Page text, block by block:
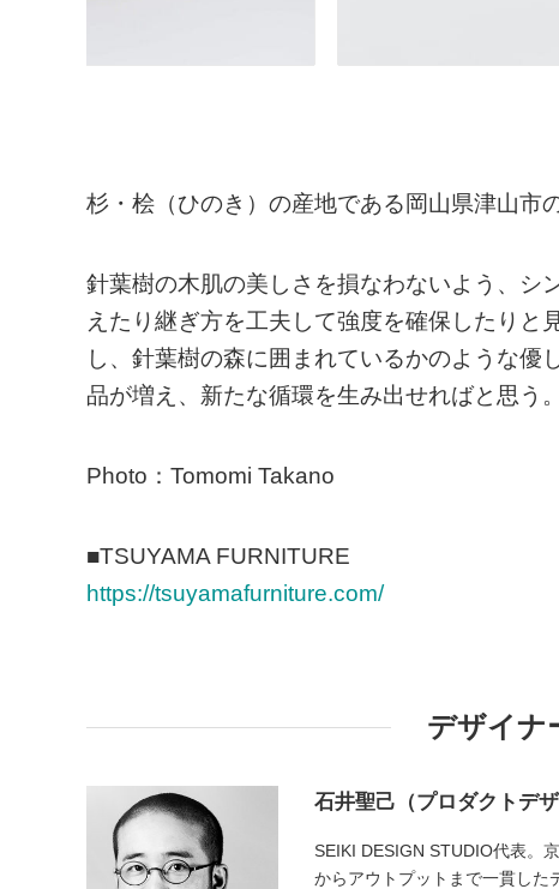
杉・桧（ひのき）の産地である岡山県津山市
針葉樹の木肌の美しさを損なわないよう、シ
えたり継ぎ方を工夫して強度を確保したり
し、針葉樹の森に囲まれているかのような
品が増え、新たな循環を生み出せればと思う。
Photo：Tomomi Takano
■TSUYAMA FURNITURE
https://tsuyamafurniture.com/
デザイナ
石井聖己（プロダクトデザ
SEIKI DESIGN STUDIO代表。
からアウトプットまで一貫した